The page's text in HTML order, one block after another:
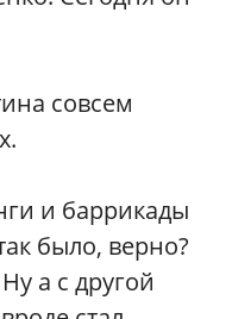
совсем
и баррикады
было, верно?
а с другой